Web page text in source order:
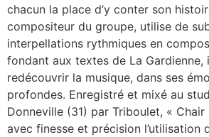
chacun la place d’y conter son
compositeur du groupe, utilise de
interpellations rythmiques en
fondant aux textes de La Gardienne,
redécouvrir la musique, dans ses
profondes. Enregistré et mixé au
Donneville (31) par Triboulet, «
avec finesse et précision l’utilisation